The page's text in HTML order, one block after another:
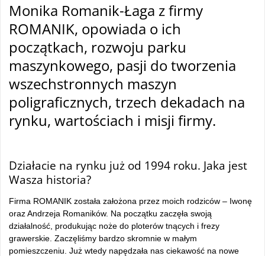
Monika Romanik-Łaga z firmy
ROMANIK, opowiada o ich
początkach, rozwoju parku
maszynkowego, pasji do tworzenia
wszechstronnych maszyn
poligraficznych, trzech dekadach na
rynku, wartościach i misji firmy.
Działacie na rynku już od 1994 roku. Jaka jest
Wasza historia?
Firma ROMANIK została założona przez moich rodziców – Iwonę
oraz Andrzeja Romaników. Na początku zaczęła swoją
działalność, produkując noże do ploterów tnących i frezy
grawerskie. Zaczęliśmy bardzo skromnie w małym
pomieszczeniu. Już wtedy napędzała nas ciekawość na nowe